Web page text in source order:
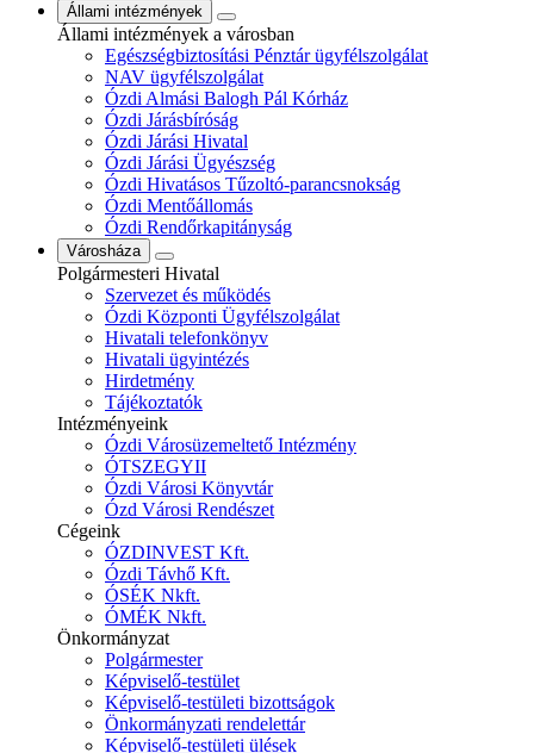
Állami intézmények
Állami intézmények a városban
Egészségbiztosítási Pénztár ügyfélszolgálat
NAV ügyfélszolgálat
Ózdi Almási Balogh Pál Kórház
Ózdi Járásbíróság
Ózdi Járási Hivatal
Ózdi Járási Ügyészség
Ózdi Hivatásos Tűzoltó-parancsnokság
Ózdi Mentőállomás
Ózdi Rendőrkapitányság
Városháza
Polgármesteri Hivatal
Szervezet és működés
Ózdi Központi Ügyfélszolgálat
Hivatali telefonkönyv
Hivatali ügyintézés
Hirdetmény
Tájékoztatók
Intézményeink
Ózdi Városüzemeltető Intézmény
ÓTSZEGYII
Ózdi Városi Könyvtár
Ózd Városi Rendészet
Cégeink
ÓZDINVEST Kft.
Ózdi Távhő Kft.
ÓSÉK Nkft.
ÓMÉK Nkft.
Önkormányzat
Polgármester
Képviselő-testület
Képviselő-testületi bizottságok
Önkormányzati rendelettár
Képviselő-testületi ülések